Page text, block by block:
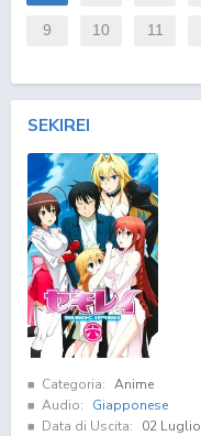
9 10 11
SEKIREI
Categoria: Anime
Audio:
Giapponese
Data di Uscita:
02